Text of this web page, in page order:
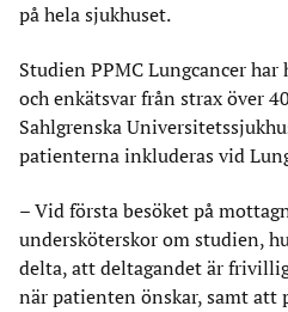
på hela sjukhuset.
Studien PPMC Lungcancer
och enkätsvar från strax över
Sahlgrenska
patienterna inkluderas vid
– Vid första besöket på
undersköterskor om studien,
delta, att deltagandet är
när patienten önskar, samt att